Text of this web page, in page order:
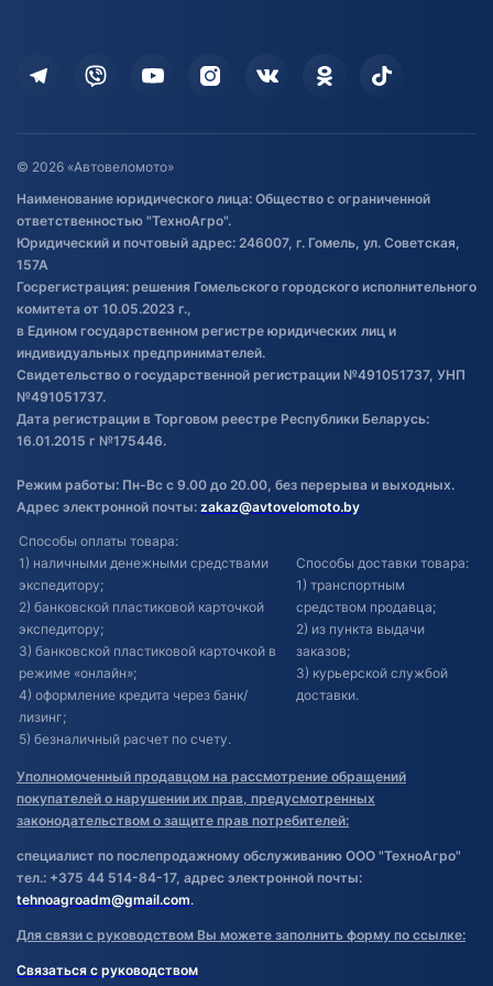
Дополнительные услуги
Оставить отзыв
Договор публичной оферты
Обработка файлов cookie
Постановка транспорта на учет
Обновления в ЭПТС 2024
© 2026 «Автовеломото»
Наименование юридического лица: Общество с ограниченной
ответственностью "ТехноАгро".
Юридический и почтовый адрес: 246007, г. Гомель, ул. Советская,
157А
Госрегистрация: решения Гомельского городского исполнительного
комитета от 10.05.2023 г.,
в Едином государственном регистре юридических лиц и
индивидуальных предпринимателей.
Свидетельство о государственной регистрации №491051737, УНП
№491051737.
Дата регистрации в Торговом реестре Республики Беларусь:
16.01.2015 г №175446.
Режим работы: Пн-Вс с 9.00 до 20.00, без перерыва и выходных.
Адрес электронной почты: zakaz@avtovelomoto.by
Способы оплаты товара:
1) наличными денежными средствами
экспедитору;
2) банковской пластиковой карточкой
экспедитору;
3) банковской пластиковой карточкой в
режиме «онлайн»;
4) оформление кредита через банк/
лизинг;
5) безналичный расчет по счету.
Способы доставки товара:
1) транспортным
средством продавца;
2) из пункта выдачи
заказов;
3) курьерской службой
доставки.
Уполномоченный продавцом на рассмотрение обращений
покупателей о нарушении их прав, предусмотренных
законодательством о защите прав потребителей:
специалист по послепродажному обслуживанию ООО "ТехноАгро"
тел.: +375 44 514-84-17, адрес электронной почты:
tehnoagroadm@gmail.com.
Для связи с руководством Вы можете заполнить форму по ссылке:
Связаться с руководством